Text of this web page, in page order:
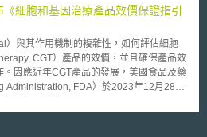
大學技術移轉促進法」的宗旨自發性合
「先端科学技術インキュベーションセン
and Technology Incubation，
學的TLO，係屬法人組織，負責東京大學
前，因為日本國立大學不具法人身份，故
而非校方所有，如何運用該研發成果校方
出，應就該食品所使用物質於奈米尺寸下
須進一步檢驗此等特性之影響，例如該物
運輸之影響等。此外，文件中亦提及FDA
食物接觸物質之化學及技術數據所作成之
將奈米食品所涉及與安全性相關之文件提
向產業提供諮詢服務，以確保產品之安全
仍透過強化安全評估之科學工具及方法，
下簡稱智慧局)於2015年12月29日舉辦
IP)章說明會」，並於今(2016)年5月12
明，並提出修法所涉及的影響，期做為
局方面的參考[1]。 貳、修正要點
機關審查遲延而申請延長專利權期間的制
細胞和基因治療產品效價保證指引
）與其作用機制的複雜性，如何評估細胞
CGT）產品的效價，並且確保產品效
因應近年CGT產品的發展，美國食品及藥
Administration, FDA）於2023年12月28日
Draft Guidance for Industry），旨在